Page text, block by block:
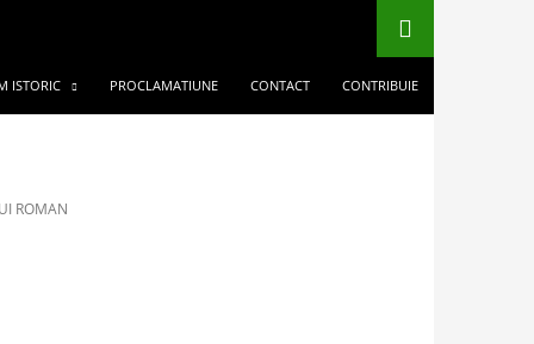
ISTORIC PROCLAMATIUNE CONTACT CONTRIBUIE
ROMAN